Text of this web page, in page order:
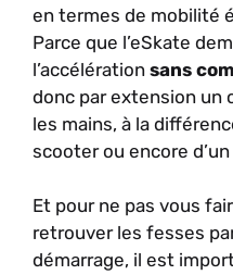
en termes de mobilité
Parce que l’eSkate
l’accélération sans
donc par extension un
les mains, à la
scooter ou encore
Et pour ne pas vous
retrouver les fesses
démarrage, il est